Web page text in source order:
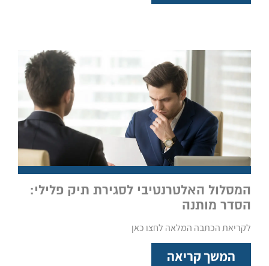
המסלול האלטרנטיבי לסגירת תיק פלילי:
הסדר מותנה
לקריאת הכתבה המלאה לחצו כאן
המשך קריאה